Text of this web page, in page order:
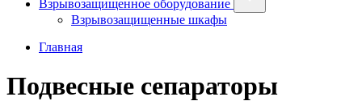
Взрывозащищенное оборудование
Взрывозащищенные шкафы
Главная
Подвесные сепараторы